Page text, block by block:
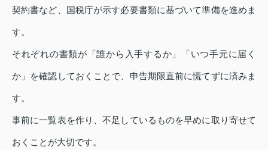
契約書など、国税庁が示す必要書類に基づいて準備を進めま
す。
それぞれの書類が「誰から入手するか」「いつ手元に届く
か」を確認しておくことで、申告期限直前に慌てずに済みま
す。
事前に一覧表を作り、不足しているものを早めに取り寄せて
おくことが大切です。